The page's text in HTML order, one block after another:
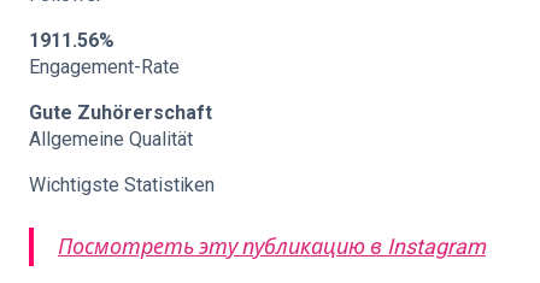
1911.56%
Engagement-Rate
Gute Zuhörerschaft
Allgemeine Qualität
Wichtigste Statistiken
Посмотреть эту публикацию в Instagram